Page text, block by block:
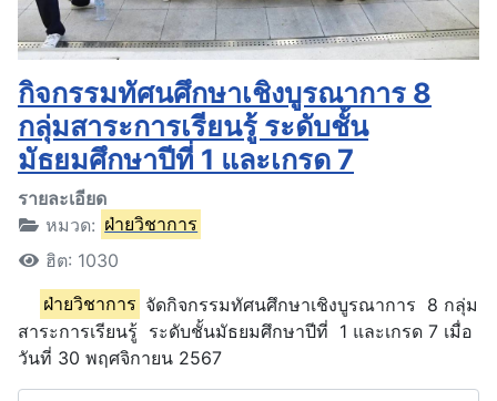
กิจกรรมทัศนศึกษาเชิงบูรณาการ 8
กลุ่มสาระการเรียนรู้ ระดับชั้น
มัธยมศึกษาปีที่ 1 และเกรด 7
รายละเอียด
หมวด: ฝ่ายวิชาการ
ฮิต: 1030
ฝ่ายวิชาการ จัดกิจกรรมทัศนศึกษาเชิงบูรณาการ 8 กลุ่ม
สาระการเรียนรู้ ระดับชั้นมัธยมศึกษาปีที่ 1 และเกรด 7 เมื่อ
วันที่ 30 พฤศจิกายน 2567